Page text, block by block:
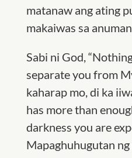
matanaw ang ating
makaiwas sa
Sabi ni God,
separate you from
kaharap mo, di ka
has more than
darkness you are
Mapaghuhugutan ng